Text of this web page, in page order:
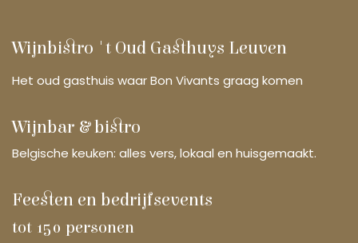
Wijnbistro 't Oud Gasthuys Leuven
Het oud gasthuis waar Bon Vivants graag komen
Wijnbar & bistro
Belgische keuken: alles vers, lokaal en huisgemaakt.
Feesten en bedrijfsevents
tot 150 personen